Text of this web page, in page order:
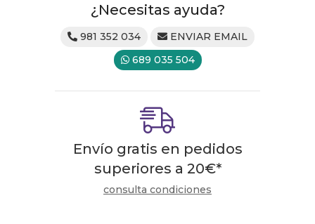
¿Necesitas ayuda?
981 352 034
ENVIAR EMAIL
689 035 504
Envío gratis en pedidos
superiores a 20€*
consulta condiciones